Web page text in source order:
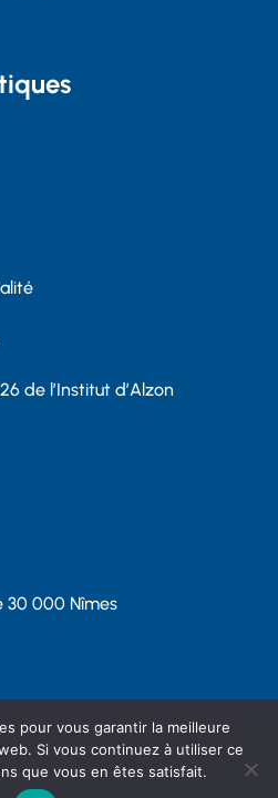
de l’Institut d’Alzon
30 000 Nîmes
pour vous garantir la meilleure
Si vous continuez à utiliser ce
que vous en êtes satisfait.